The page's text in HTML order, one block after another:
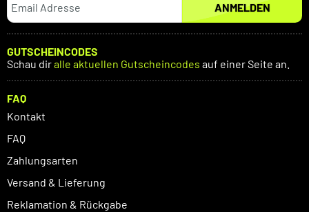
ANMELDEN
GUTSCHEINCODES
Schau diralle aktuellen Gutscheincodes auf einer Seite an.
FAQ
Kontakt
FAQ
Zahlungsarten
Versand & Lieferung
Reklamation & Rückgabe